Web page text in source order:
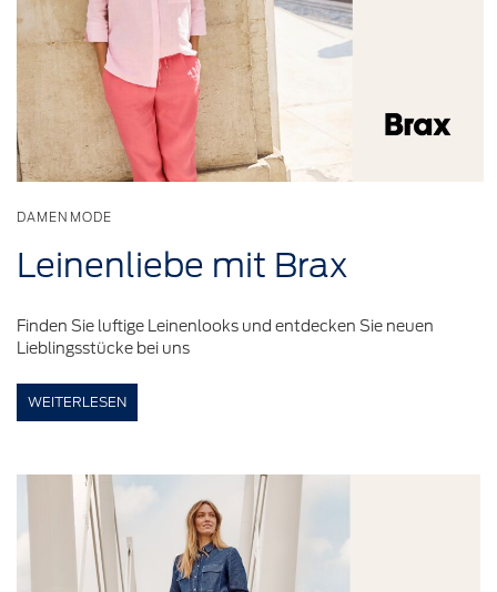
DAMENMODE
Leinenliebe mit Brax
Finden Sie luftige Leinenlooks und entdecken Sie neuen
Lieblingsstücke bei uns
WEITERLESEN